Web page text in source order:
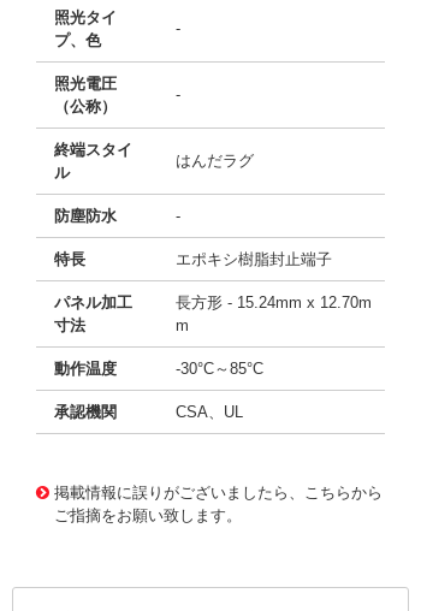
照光タイ
プ、色
-
照光電圧
（公称）
-
終端スタイ
ル
はんだラグ
防塵防水 -
特長 エポキシ樹脂封止端子
パネル加工
寸法
長方形 - 15.24mm x 12.70m
m
動作温度 -30°C～85°C
承認機関 CSA、UL
掲載情報に誤りがございましたら、こちらから
ご指摘をお願い致します。